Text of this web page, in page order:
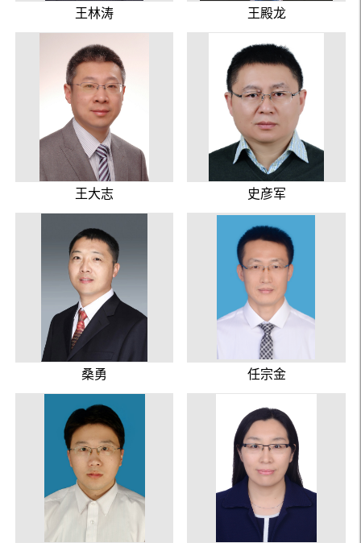
王林涛 王殿龙
王大志 史彦军
桑勇 任宗金